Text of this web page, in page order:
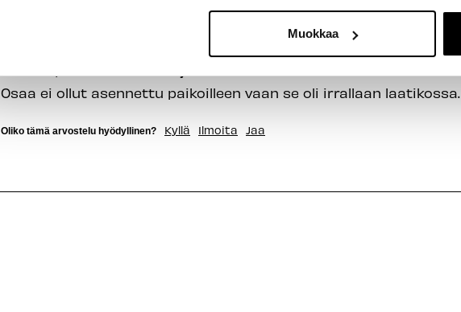
Muokkaa
Osaa ei ollut asennettu paikoilleen vaan se oli irrallaan laatikossa.
Oliko tämä arvostelu hyödyllinen? Kyllä Ilmoita Jaa